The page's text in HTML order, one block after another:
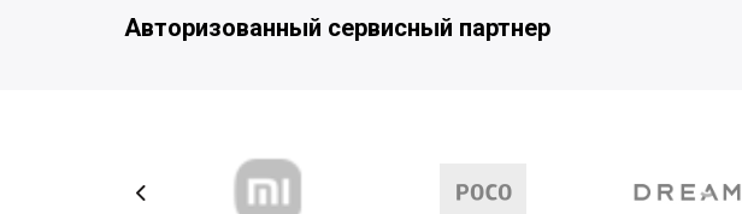
Авторизованный сервисный партнер